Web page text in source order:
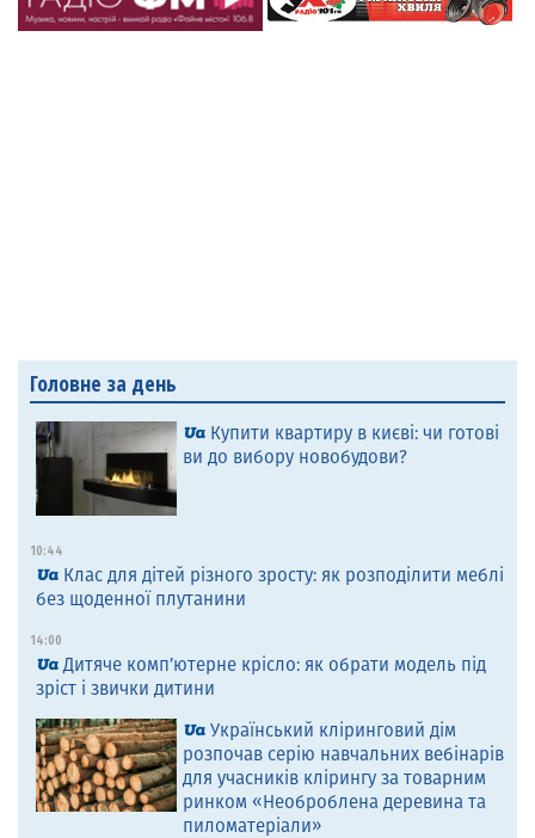
Головне за день
Купити квартиру в києві: чи готові
ви до вибору новобудови?
10:44
Клас для дітей різного зросту: як розподілити меблі
без щоденної плутанини
14:00
Дитяче комп’ютерне крісло: як обрати модель під
зріст і звички дитини
Український кліринговий дім
розпочав серію навчальних вебінарів
для учасників клірингу за товарним
ринком «Необроблена деревина та
пиломатеріали»